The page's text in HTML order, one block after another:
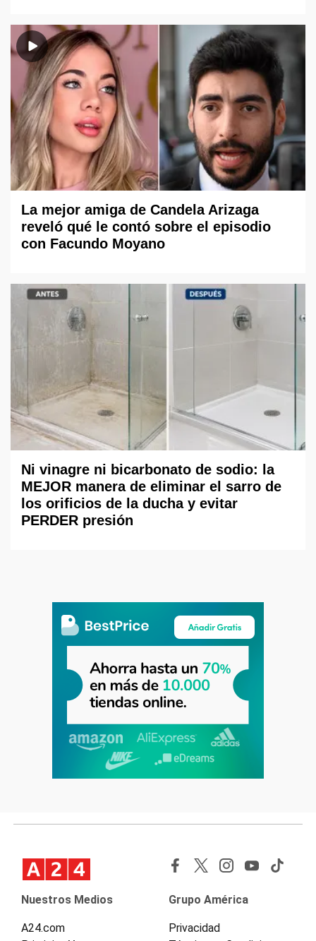
La mejor amiga de Candela Arizaga
reveló qué le contó sobre el episodio
con Facundo Moyano
Ni vinagre ni bicarbonato de sodio: la
MEJOR manera de eliminar el sarro de
los orificios de la ducha y evitar
PERDER presión
Nuestros Medios
A24.com
Grupo América
Privacidad